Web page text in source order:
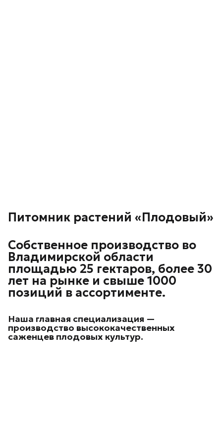
Питомник растений «Плодовый»
Собственное производство во
Владимирской области
площадью 25 гектаров, более 30
лет на рынке и свыше 1000
позиций в ассортименте.
Наша главная специализация —
производство высококачественных
саженцев плодовых культур.